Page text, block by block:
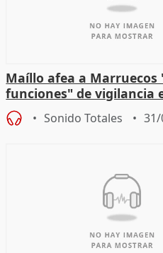
Maíllo afea a Marruecos
funciones" de vigilancia
con Ceuta
Sonido Totales